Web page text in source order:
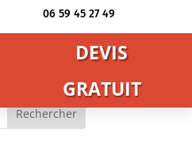
06 59 45 27 49
DEVIS
GRATUIT
Rechercher